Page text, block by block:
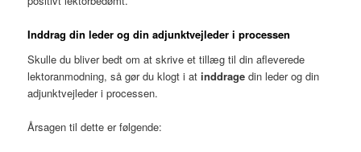
Inddrag din leder og din adjunktvejleder i processen
Skulle du bliver bedt om at skrive et tillæg til din afleverede
lektoranmodning, så gør du klogt i atinddragedin leder og din
adjunktvejleder i processen.
Årsagen til dette er følgende: